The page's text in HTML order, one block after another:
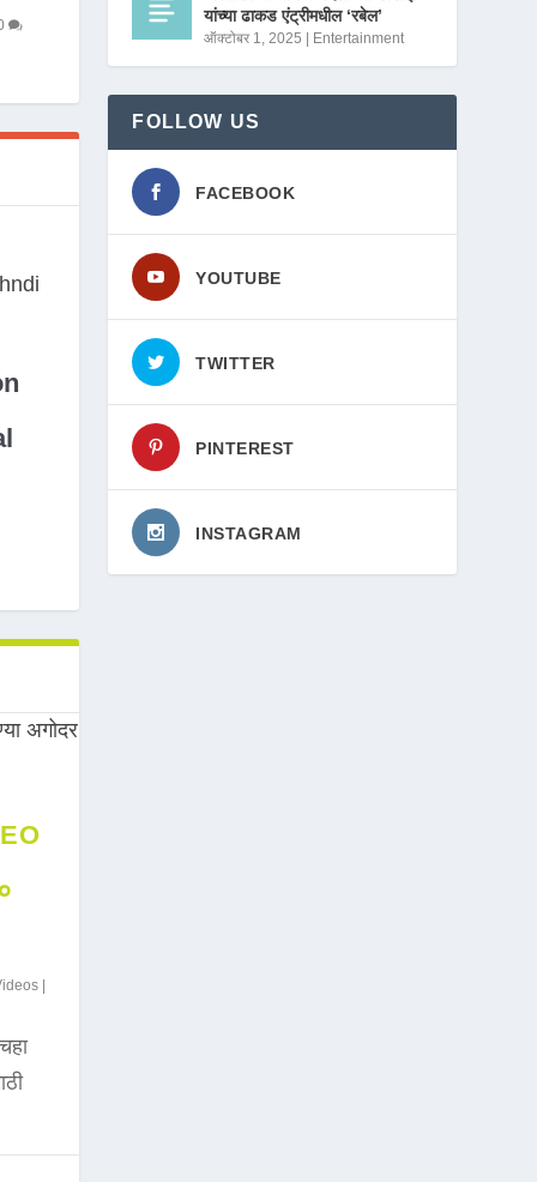
|
यांच्या ढाकड एंट्रीमधील ‘रबेल’
ऑक्टोबर 1, 2025 Entertainment
FOLLOW US
FACEBOOK
YOUTUBE
TWITTER
PINTEREST
INSTAGRAM